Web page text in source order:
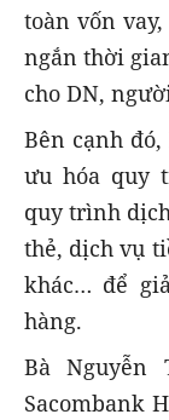
toàn vốn
ngắn thời
cho DN,
Bên cạnh
ưu hóa quy
quy trình
thẻ, dịch vụ
khác… để
hàng.
Bà Nguyễn
Sacombank